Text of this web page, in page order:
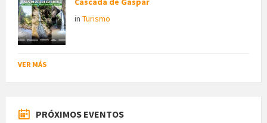
in Turismo
VER MÁS
PRÓXIMOS EVENTOS